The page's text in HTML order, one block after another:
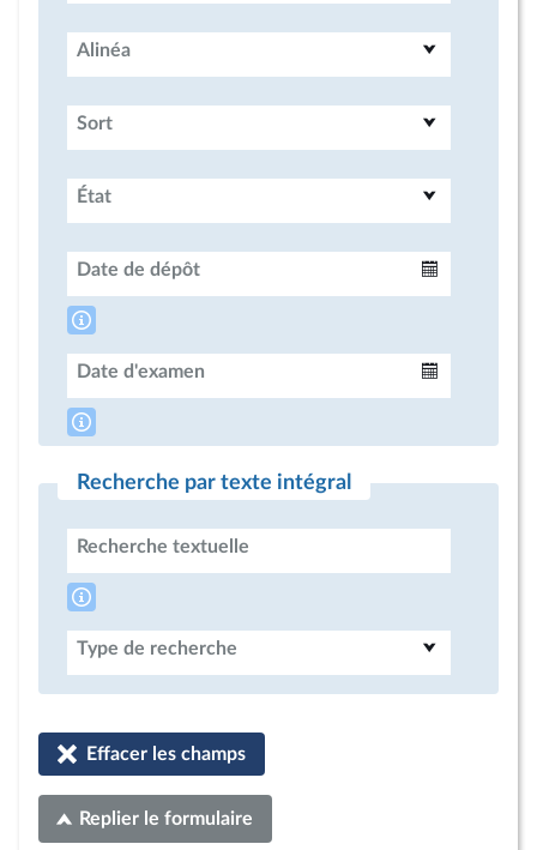
Alinéa
Sort
État
Date de dépôt
Date d'examen
Recherche par texte intégral
Recherche textuelle
Type de recherche
Effacer les champs
Replier le formulaire